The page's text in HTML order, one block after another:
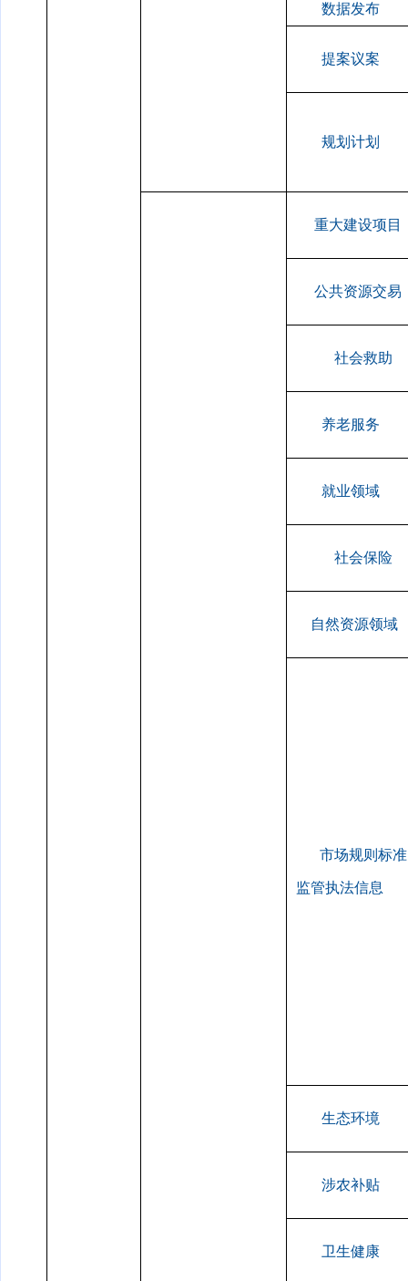
数据发布
提案议案
规划计划
重大建设项目
公共资源交易
社会救助
养老服务
就业领域
社会保险
自然资源领域
市场规则标准
监管执法信息
生态环境
涉农补贴
卫生健康